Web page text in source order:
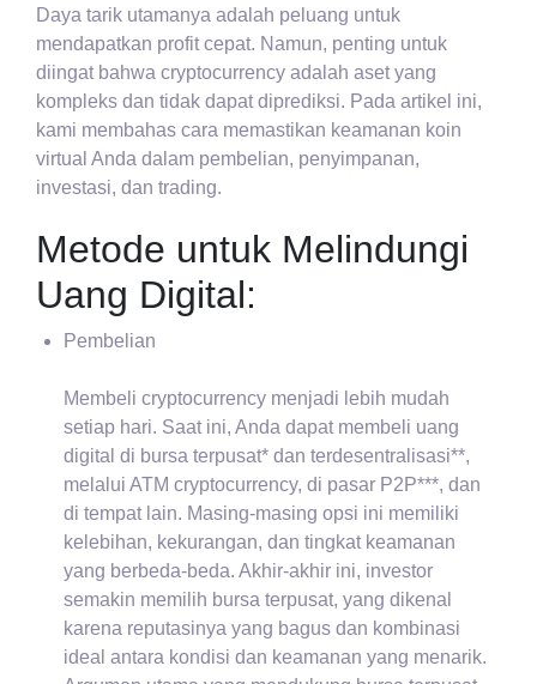
Daya tarik utamanya adalah peluang untuk
mendapatkan profit cepat. Namun, penting untuk
diingat bahwa cryptocurrency adalah aset yang
kompleks dan tidak dapat diprediksi. Pada artikel ini,
kami membahas cara memastikan keamanan koin
virtual Anda dalam pembelian, penyimpanan,
investasi, dan trading.
Metode untuk Melindungi
Uang Digital:
Pembelian
Membeli cryptocurrency menjadi lebih mudah
setiap hari. Saat ini, Anda dapat membeli uang
digital di bursa terpusat* dan terdesentralisasi**,
melalui ATM cryptocurrency, di pasar P2P***, dan
di tempat lain. Masing-masing opsi ini memiliki
kelebihan, kekurangan, dan tingkat keamanan
yang berbeda-beda. Akhir-akhir ini, investor
semakin memilih bursa terpusat, yang dikenal
karena reputasinya yang bagus dan kombinasi
ideal antara kondisi dan keamanan yang menarik.